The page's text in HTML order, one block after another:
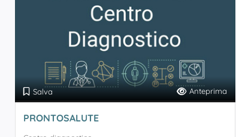
Salva Anteprima
PRONTOSALUTE